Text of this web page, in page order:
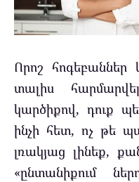
Որոշ հոգեբաններ
տալիս
կարծիքով, դուք
ինչի հետ, ոչ թե
լռակյաց լինեք,
«ընտանիքում